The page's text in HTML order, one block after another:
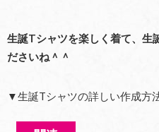
生誕Tシャツを楽しく着て、生
ださいね＾＾
▼生誕Tシャツの詳しい作成方